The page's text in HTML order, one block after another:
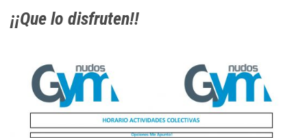
¡¡Que lo disfruten!!